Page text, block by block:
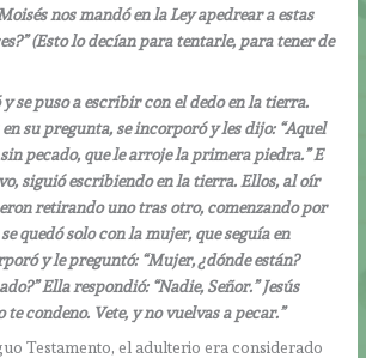
nos mandó en la Ley apedrear a estas
(Esto lo decían para tentarle, para tener de
y se puso a escribir con el dedo en la tierra.
su pregunta, se incorporó y les dijo: “Aquel
pecado, que le arroje la primera piedra.” E
siguió escribiendo en la tierra. Ellos, al oír
retirando uno tras otro, comenzando por
quedó solo con la mujer, que seguía en
y le preguntó: “Mujer, ¿dónde están?
Ella respondió: “Nadie, Señor.” Jesús
te condeno. Vete, y no vuelvas a pecar.”
Testamento, el adulterio era considerado